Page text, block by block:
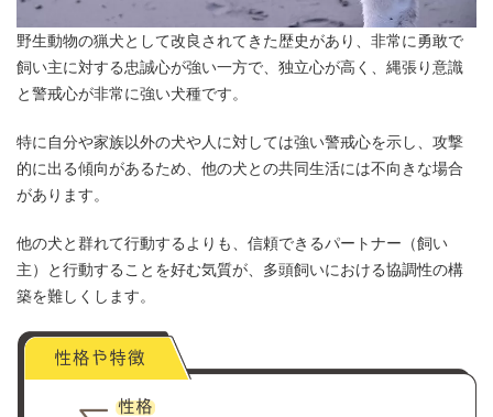
野生動物の猟犬として改良されてきた歴史があり、非常に勇敢で
飼い主に対する忠誠心が強い一方で、独立心が高く、縄張り意識
と警戒心が非常に強い犬種です。
特に自分や家族以外の犬や人に対しては強い警戒心を示し、攻撃
的に出る傾向があるため、他の犬との共同生活には不向きな場合
があります。
他の犬と群れて行動するよりも、信頼できるパートナー（飼い
主）と行動することを好む気質が、多頭飼いにおける協調性の構
築を難しくします。